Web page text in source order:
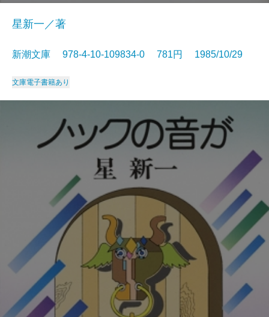
星新一／著
新潮文庫 978-4-10-109834-0 781円 1985/10/29
文庫電子書籍あり